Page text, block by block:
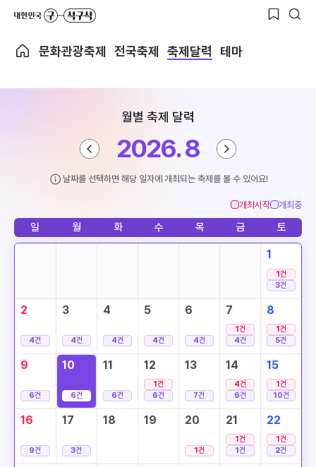
문화관광축제 전국축제 축제달력 테마
월별 축제 달력
2026. 8
날짜를 선택하면 해당 일자에 개최되는 축제를 볼 수 있어요!
개최시작 개최중
일 월 화 수 목 금 토
1
1건
3건
2
4건
3
4건
4
4건
5
4건
6
4건
7
1건
4건
8
1건
5건
9
6건
10
6건
11
6건
12
1건
6건
13
7건
14
4건
6건
15
1건
10건
16
9건
17
3건
18 19 20
1건
21
1건
1건
22
1건
2건